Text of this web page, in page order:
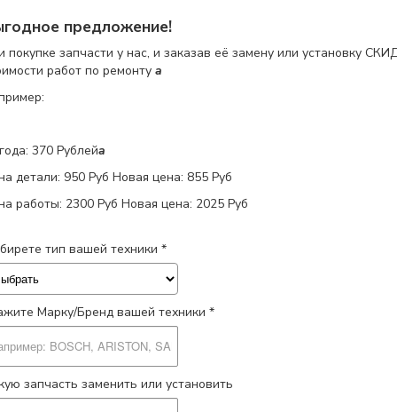
предложение!
покупке запчасти у нас, и заказав её замену или установку
работ по ремонту a
370 Рублейa
детали: 950 Руб Новая цена: 855 Руб
работы: 2300 Руб Новая цена: 2025 Руб
тип вашей техники *
Марку/Бренд вашей техники *
запчасть заменить или установить